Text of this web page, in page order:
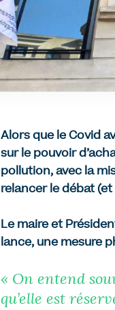
Alors que le Covid
sur le pouvoir
pollution, avec la
relancer le débat
Le maire et
lance, une mesure
« On entend
qu’elle est